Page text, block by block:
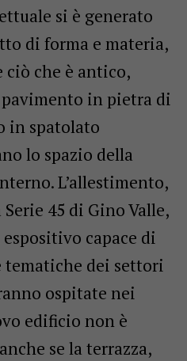
si è generato
di forma e materia,
ciò che è antico,
in pietra di
in spatolato
lo spazio della
L’allestimento,
45 di Gino Valle,
capace di
tematiche dei settori
ospitate nei
edificio non è
se la terrazza,